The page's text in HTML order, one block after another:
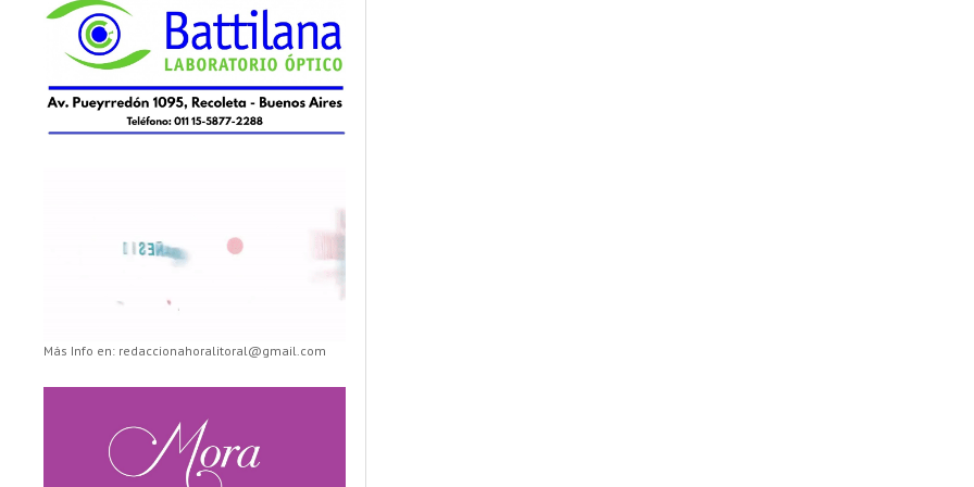
Más Info en: redaccionahoralitoral@gmail.com